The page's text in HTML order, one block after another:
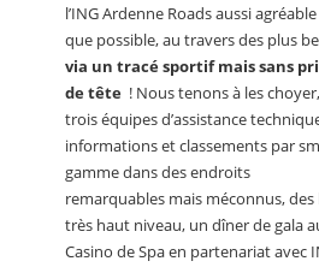
l’ING Ardenne Roads aussi agréable
que possible, au travers des plus
via un tracé sportif mais sans
de tête ! Nous tenons à les
trois équipes d’assistance
informations et classements par
gamme dans des endroits
remarquables mais méconnus,
très haut niveau, un dîner de gala
Casino de Spa en partenariat avec